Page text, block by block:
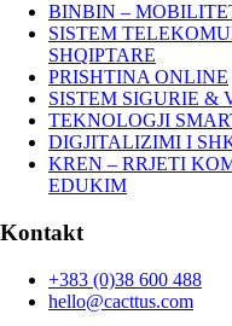
BINBIN –
SISTEM
SHQIPTARE
PRISHTINA ONLINE
SISTEM SIGURIE &
TEKNOLOGJI
DIGJITALIZIMI I
KREN – RRJETI
EDUKIM
Kontakt
+383 (0)38 600 488
hello@cacttus.com